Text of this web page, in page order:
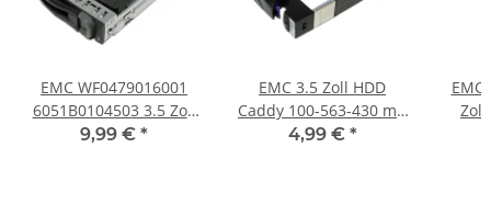
EMC WF0479016001
6051B0104503 3.5 Zoll
HDD Caddy/Blende für
9,99 € *
EMC 3.5 Zoll HDD
Caddy 100-563-430 mit
SAS Interposer Board
4,99 € *
Zoll